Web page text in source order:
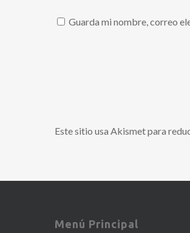
Guarda mi nombre, correo
Este sitio usa Akismet para
Menú Principal